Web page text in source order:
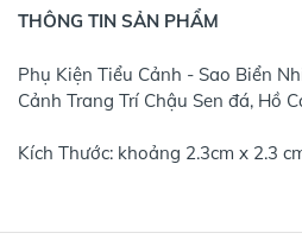
THÔNG TIN SẢN PHẨM
Phụ Kiện Tiểu Cảnh - Sao Biển
Cảnh Trang Trí Chậu Sen đá, Hồ
Kích Thước: khoảng 2.3cm x 2.3